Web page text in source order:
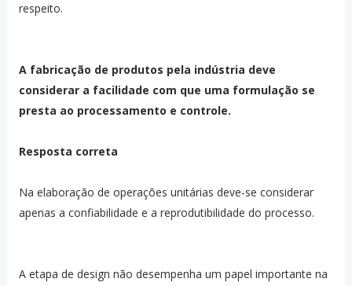
respeito.
A fabricação de produtos pela indústria deve
considerar a facilidade com que uma formulação se
presta ao processamento e controle.
Resposta correta
Na elaboração de operações unitárias deve-se considerar
apenas a confiabilidade e a reprodutibilidade do processo.
A etapa de design não desempenha um papel importante na